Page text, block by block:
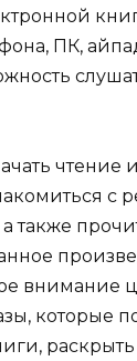
ПК,
чтение
с
также
внимание
которые